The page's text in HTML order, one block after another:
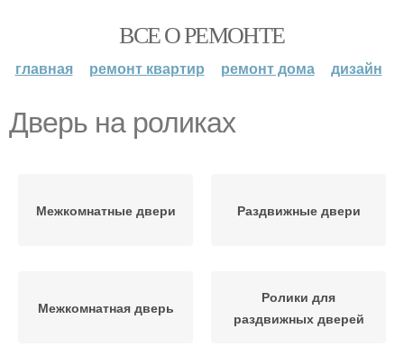
ВСЕ О РЕМОНТЕ
главная ремонт квартир ремонт дома дизайн
Дверь на роликах
Межкомнатные двери Раздвижные двери
Межкомнатная дверь
Ролики для
раздвижных дверей